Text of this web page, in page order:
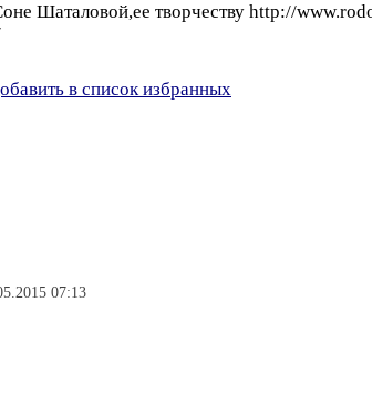
Шаталовой,ее творчеству http://
в список избранных
07:13